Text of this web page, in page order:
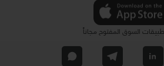
السوق المفتوح مجاناً